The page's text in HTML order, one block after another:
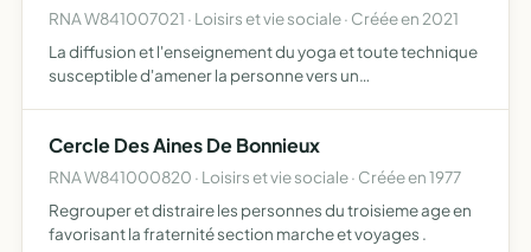
RNA W841007021 · Loisirs et vie sociale · Créée en 2021
La diffusion et l'enseignement du yoga et toute technique
susceptible d'amener la personne vers un
Cercle Des Aines De Bonnieux
RNA W841000820 · Loisirs et vie sociale · Créée en 1977
Regrouper et distraire les personnes du troisieme age en
favorisant la fraternité section marche et voyages .